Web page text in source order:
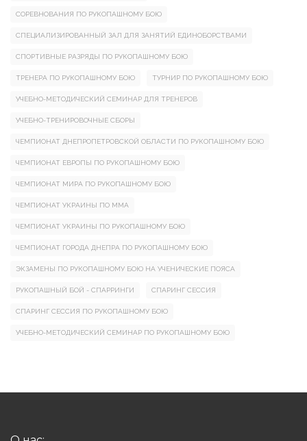
СОРЕВНОВАНИЯ ПО РУКОПАШНОМУ БОЮ
СПЕЦИАЛИЗИРОВАННЫЙ ЗАЛ ДЛЯ ЗАНЯТИЙ ЕДИНОБОРСТВАМИ
СПОРТИВНЫЕ РАЗРЯДЫ ПО РУКОПАШНОМУ БОЮ
ТРЕНЕРА ПО РУКОПАШНОМУ БОЮ ТУРНИР ПО РУКОПАШНОМУ БОЮ
УЧЕБНО-МЕТОДИЧЕСКИЙ СЕМИНАР ДЛЯ ТРЕНЕРОВ
УЧЕБНО-ТРЕНИРОВОЧНЫЕ СБОРЫ
ЧЕМПИОНАТ ДНЕПРОПЕТРОВСКОЙ ОБЛАСТИ ПО РУКОПАШНОМУ БОЮ
ЧЕМПИОНАТ ЕВРОПЫ ПО РУКОПАШНОМУ БОЮ
ЧЕМПИОНАТ МИРА ПО РУКОПАШНОМУ БОЮ
ЧЕМПИОНАТ УКРАИНЫ ПО ММА
ЧЕМПИОНАТ УКРАИНЫ ПО РУКОПАШНОМУ БОЮ
ЧЕМПИОНАТ ГОРОДА ДНЕПРА ПО РУКОПАШНОМУ БОЮ
ЭКЗАМЕНЫ ПО РУКОПАШНОМУ БОЮ НА УЧЕНИЧЕСКИЕ ПОЯСА
РУКОПАШНЫЙ БОЙ - СПАРРИНГИ СПАРИНГ СЕССИЯ
СПАРИНГ СЕССИЯ ПО РУКОПАШНОМУ БОЮ
УЧЕБНО-МЕТОДИЧЕСКИЙ СЕМИНАР ПО РУКОПАШНОМУ БОЮ